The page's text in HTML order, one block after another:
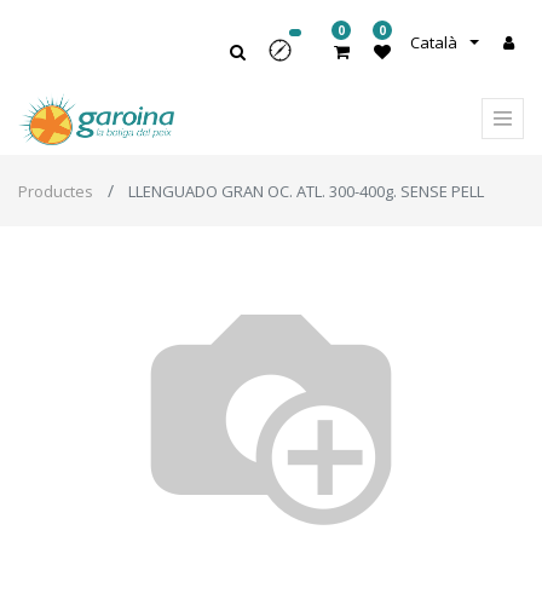
Català
0 0
Productes LLENGUADO GRAN OC. ATL. 300-400g. SENSE PELL